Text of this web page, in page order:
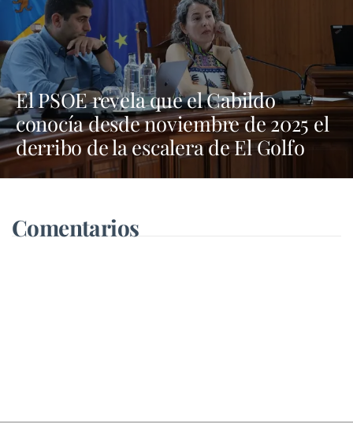
El PSOE revela que el Cabildo
conocía desde noviembre de 2025 el
derribo de la escalera de El Golfo
Comentarios